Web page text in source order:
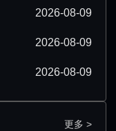
2026-08-09
2026-08-09
2026-08-09
更多 >